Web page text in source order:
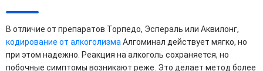
В отличие от препаратов Торпедо, Эспераль или Аквилонг,
кодирование от алкоголизмаАлгоминал действует мягко, но
при этом надежно. Реакция на алкоголь сохраняется, но
побочные симптомы возникают реже. Это делает метод более